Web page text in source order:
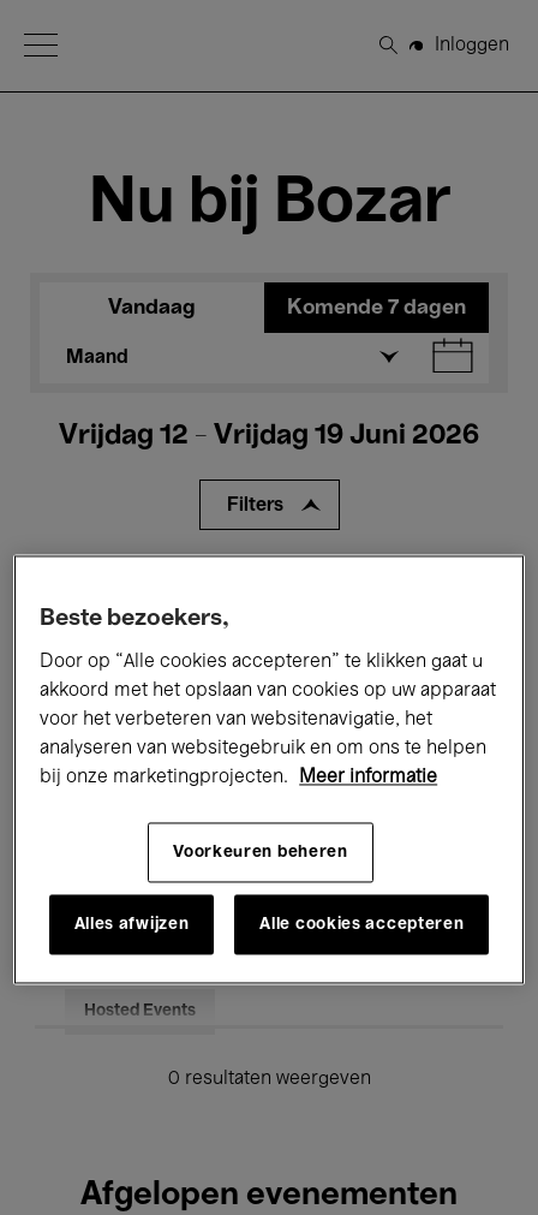
Open Menu
Zoeken
Inloggen
Nu bij Bozar
Vandaag Komende 7 dagen
Maand
Vrijdag 12 - Vrijdag 19 Juni 2026
Filters
Performances Lezingen & Debatten
Jazz Klassieke Muziek Global Music
Voor iedereen Kids’ Palace
Onderwijs Rondleidingen
Hosted Events
0 resultaten weergeven
Afgelopen evenementen
Beste bezoekers,
Door op “Alle cookies accepteren” te klikken gaat u
akkoord met het opslaan van cookies op uw apparaat
voor het verbeteren van websitenavigatie, het
analyseren van websitegebruik en om ons te helpen
bij onze marketingprojecten.
Meer informatie
Voorkeuren beheren
Alles afwijzen Alle cookies accepteren